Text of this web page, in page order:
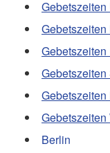
Gebetszeiten
Gebetszeiten
Gebetszeiten
Berlin